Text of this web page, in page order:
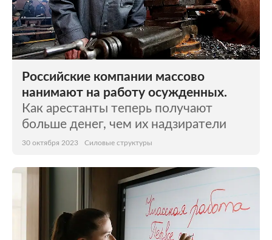
Культура Интернет и СМИ
Ценности Путешествия
Из жизни Среда обитания
Российские компании массово
нанимают на работу осужденных.
Как арестанты теперь получают
больше денег, чем их надзиратели
30 октября 2023 Силовые структуры